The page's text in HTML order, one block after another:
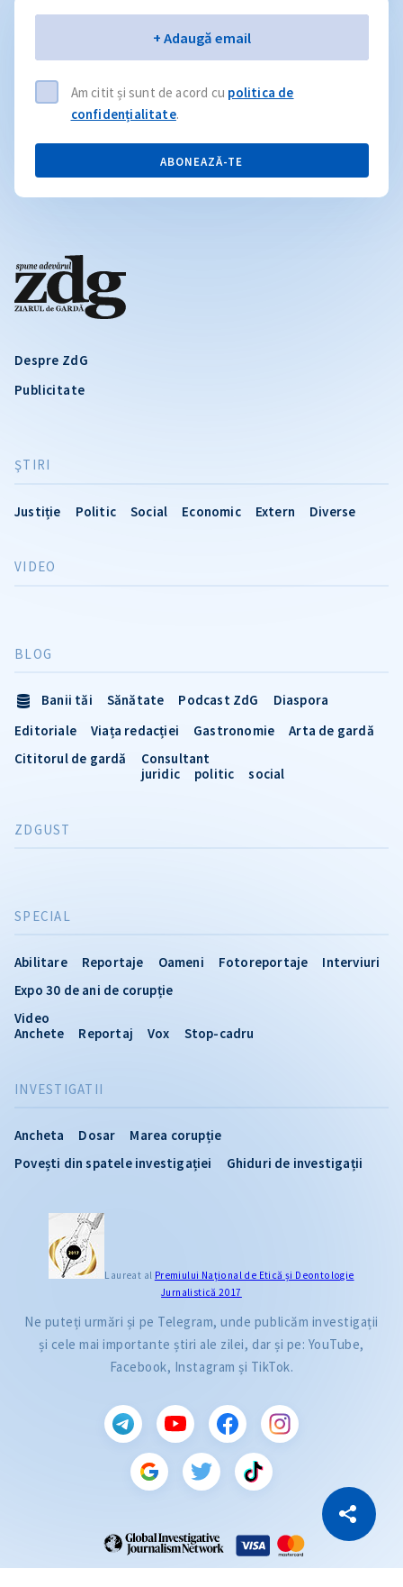
Copiază Link
Despre ZdG
Publicitate
ŞTIRI
Justiție Politic Social Economic Extern Diverse
INVESTIGATII
Ancheta Dosar
Marea corupție
Povești din spatele investigației
Ghiduri de investigații
VIDEO
SPECIAL
Abilitare Reportaje Oameni Fotoreportaje
Interviuri
Expo 30 de ani de corupție
Video
Anchete
Reportaj Vox Stop-cadru
BLOG
Banii tăi Sănătate Podcast ZdG
Diaspora
Editoriale
Viața redacției Gastronomie
Arta de gardă
Cititorul de gardă
Consultant
juridic
politic social
ZDGUST
+ Adaugă email
Am citit și sunt de acord cu politica de
confidențialitate.
ABONEAZĂ-TE
Laureat al Premiului Naţional de Etică și Deontologie
Jurnalistică 2017
Ne puteți urmări și pe Telegram, unde publicăm investigații
și cele mai importante știri ale zilei, dar și pe: YouTube,
Facebook, Instagram și TikTok.